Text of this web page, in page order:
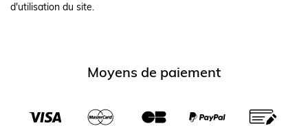
d'utilisation du site.
Moyens de paiement